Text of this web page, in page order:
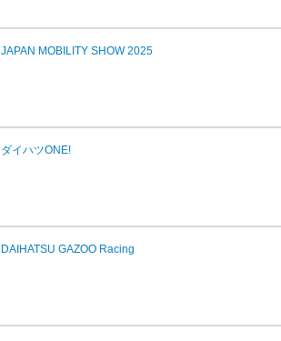
JAPAN MOBILITY SHOW 2025
ダイハツONE!
DAIHATSU GAZOO Racing